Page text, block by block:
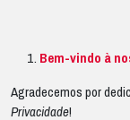
Bem-vindo à
Agradecemos por
Privacidade!